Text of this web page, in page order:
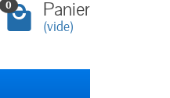
0 Panier
(vide)